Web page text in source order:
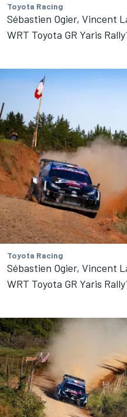
Toyota Racing
Sébastien Ogier, Vincent
WRT Toyota GR Yaris
Toyota Racing
Sébastien Ogier, Vincent
WRT Toyota GR Yaris